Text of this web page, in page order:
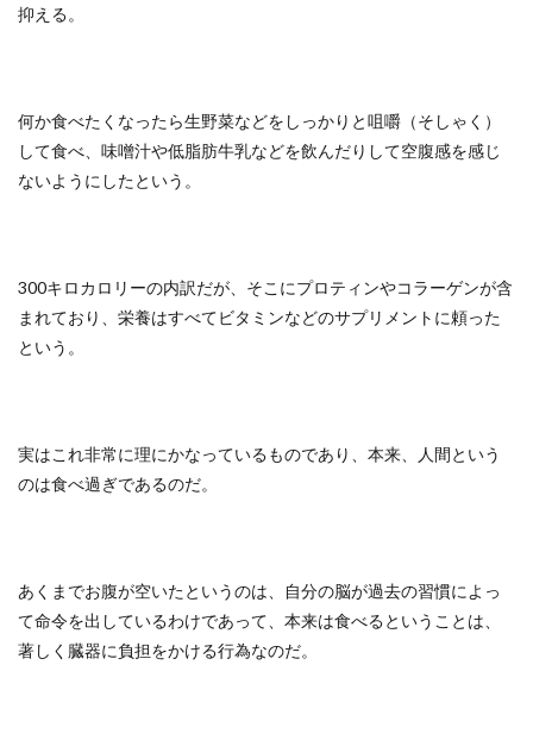
抑える。
何か食べたくなったら生野菜などをしっかりと咀嚼（そしゃく）
して食べ、味噌汁や低脂肪牛乳などを飲んだりして空腹感を感じ
ないようにしたという。
300キロカロリーの内訳だが、そこにプロティンやコラーゲンが含
まれており、栄養はすべてビタミンなどのサプリメントに頼った
という。
実はこれ非常に理にかなっているものであり、本来、人間という
のは食べ過ぎであるのだ。
あくまでお腹が空いたというのは、自分の脳が過去の習慣によっ
て命令を出しているわけであって、本来は食べるということは、
著しく臓器に負担をかける行為なのだ。